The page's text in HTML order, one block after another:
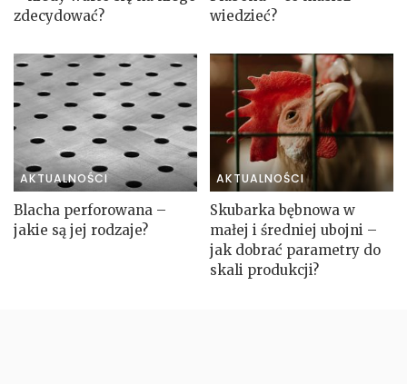
zdecydować?
wiedzieć?
AKTUALNOŚCI
Blacha perforowana –
jakie są jej rodzaje?
AKTUALNOŚCI
Skubarka bębnowa w
małej i średniej ubojni –
jak dobrać parametry do
skali produkcji?